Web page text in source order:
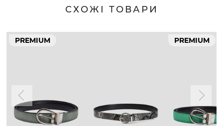
СХОЖІ ТОВАРИ
PREMIUM PREMIUM